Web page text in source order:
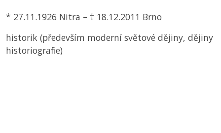
* 27.11.1926 Nitra – † 18.12.2011 Brno
historik (především moderní světové dějiny, dějiny
historiografie)